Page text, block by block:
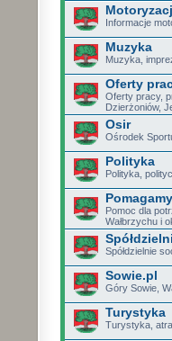
Informacje
Muzyka
Muzyka,
Oferty
Oferty pracy,
Dzierżoniów,
Osir
Ośrodek
Polityka
Polityka,
Pomagamy
Pomoc dla
Wałbrzychu i
Spółdzielnie
Sowie.pl
Góry Sowie,
Turystyka
Turystyka,